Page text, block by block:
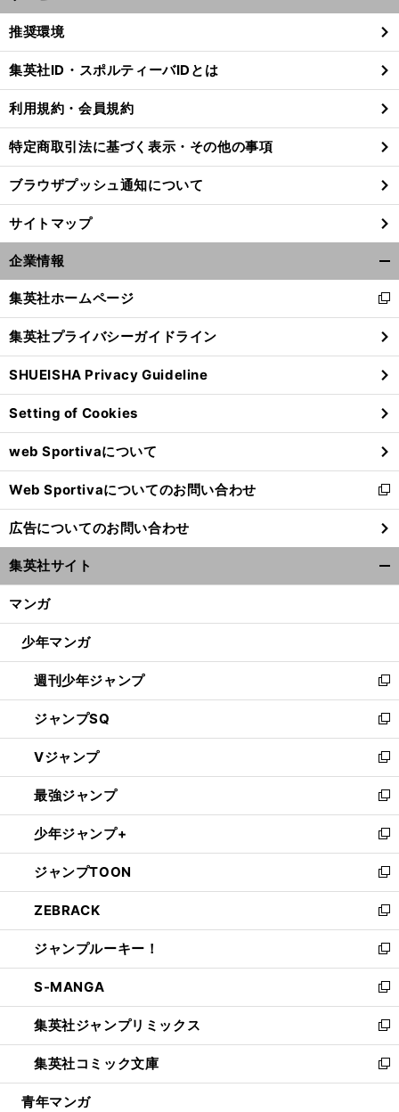
閉
る
推奨環境
集英社ID・スポルティーバIDとは
利用規約・会員規約
特定商取引法に基づく表示・その他の事項
ブラウザプッシュ通知について
サイトマップ
企業情報
閉
る
集英社ホームページ
新
し
い
ウ
ィ
ン
ド
ウ
で
開
く
集英社プライバシーガイドライン
SHUEISHA Privacy Guideline
Setting of Cookies
web Sportivaについて
Web Sportivaについてのお問い合わせ
新
し
い
ウ
ィ
ン
ウ
開
く
広告についてのお問い合わせ
集英社サイト
マンガ
少年マンガ
週刊少年ジャンプ
新
し
い
ウ
ィ
ン
ド
ウ
で
開
く
ジャンプSQ
新
し
い
ウ
ィ
ン
ド
ウ
で
開
く
Vジャンプ
新
し
い
ウ
ィ
ン
ド
ウ
で
開
く
最強ジャンプ
新
し
い
ウ
ィ
ン
ド
ウ
で
開
く
少年ジャンプ+
新
し
い
ウ
ィ
ン
ド
ウ
で
開
く
ジャンプTOON
新
し
い
ウ
ィ
ン
ド
ウ
で
開
く
ZEBRACK
新
し
い
ウ
ィ
ン
ド
ウ
で
開
ジャンプルーキー！
新
し
い
ウ
ィ
ン
ド
ウ
S-MANGA
新
し
い
ウ
ィ
ン
集英社ジャンプリミックス
新
し
い
ウ
集英社コミック文庫
新
し
青年マンガ